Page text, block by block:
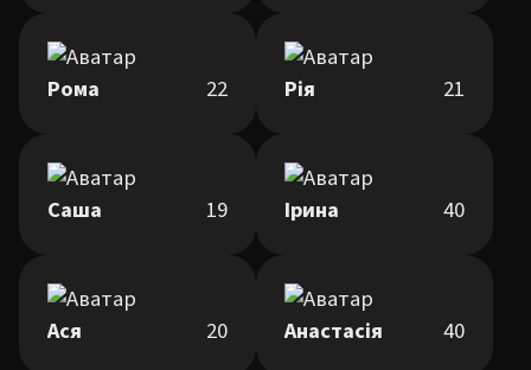
Рома 22 Рія 21
Саша 19 Ірина 40
Ася 20 Анастасія 40